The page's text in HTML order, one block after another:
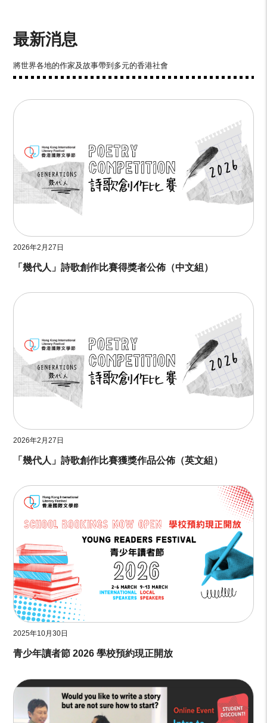
最新消息
將世界各地的作家及故事帶到多元的香港社會
2026年2月27日
「幾代人」詩歌創作比賽得獎者公佈（中文組）
2026年2月27日
「幾代人」詩歌創作比賽獲獎作品公佈（英文組）
2025年10月30日
青少年讀者節 2026 學校預約現正開放